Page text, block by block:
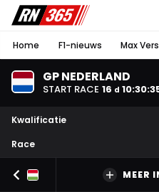
Home F1-nieuws Max
GP NEDERLAND
START RACE 16 d 10:30:
Kwalificatie
Race
MEER